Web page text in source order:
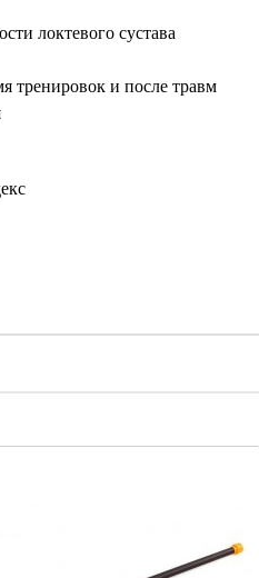
локтевого сустава
тренировок и после травм